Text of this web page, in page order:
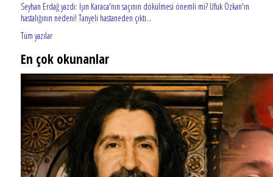
Seyhan Erdağ yazdı: Işın Karaca'nın saçının dökülmesi önemli mi? Ufuk Özkan'ın
hastalığının nedeni! Tanyeli hastaneden çıktı...
Tüm yazılar
En çok okunanlar